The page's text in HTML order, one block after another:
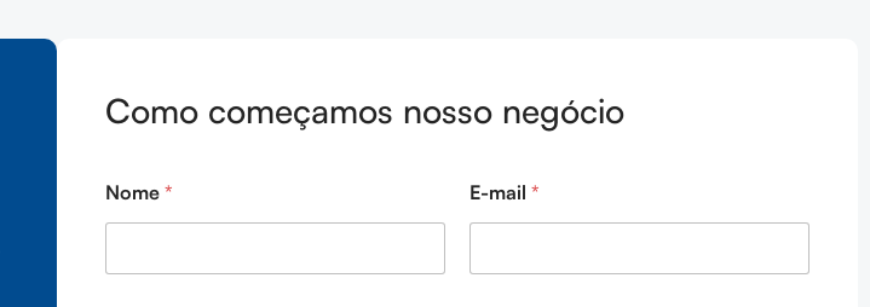
Como começamos nosso negócio
Nome * E-mail *